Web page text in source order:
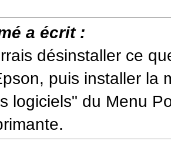
a écrit :
désinstaller ce
puis installer la
logiciels" du Menu